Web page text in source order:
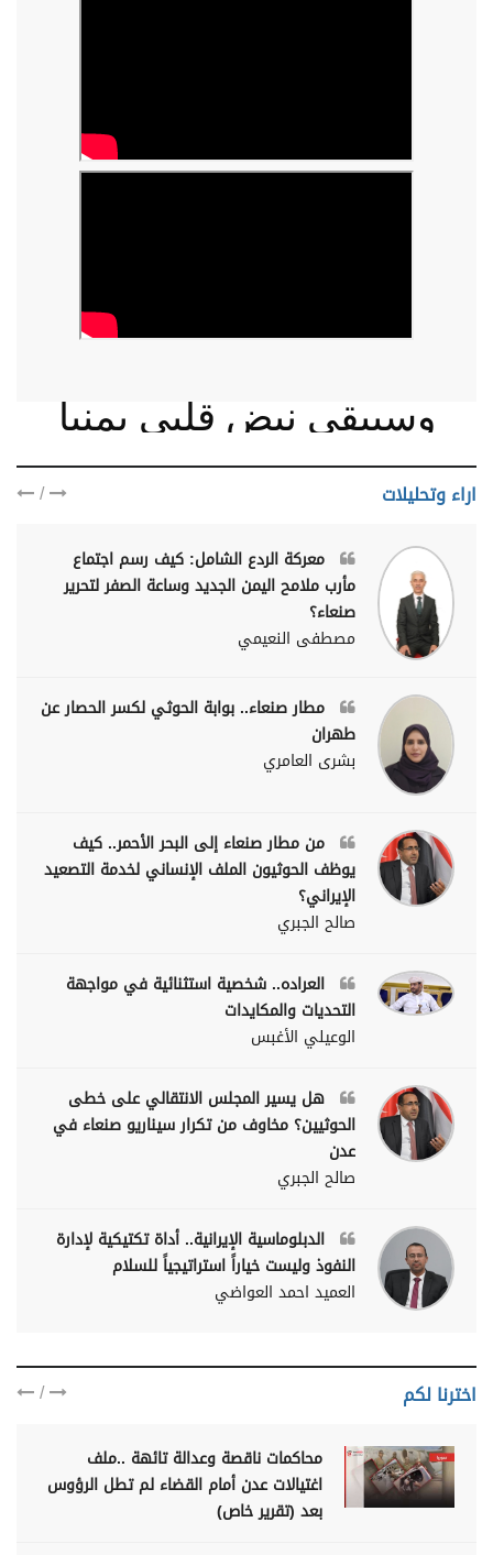
وسيبقى نبض قلبي يمنيا
اراء وتحليلات /
معركة الردع الشامل: كيف رسم اجتماع
مأرب ملامح اليمن الجديد وساعة الصفر لتحرير
صنعاء؟
مصطفى النعيمي
مطار صنعاء.. بوابة الحوثي لكسر الحصار عن
طهران
بشرى العامري
من مطار صنعاء إلى البحر الأحمر.. كيف
يوظف الحوثيون الملف الإنساني لخدمة التصعيد
الإيراني؟
صالح الجبري
العراده.. شخصية استثنائية في مواجهة
التحديات والمكايدات
الوعيلي الأغبس
هل يسير المجلس الانتقالي على خطى
الحوثيين؟ مخاوف من تكرار سيناريو صنعاء في
عدن
صالح الجبري
الدبلوماسية الإيرانية.. أداة تكتيكية لإدارة
النفوذ وليست خياراً استراتيجياً للسلام
العميد احمد العواضي
اخترنا لكم /
محاكمات ناقصة وعدالة تائهة ..ملف
اغتيالات عدن أمام القضاء لم تطل الرؤوس
بعد (تقرير خاص)